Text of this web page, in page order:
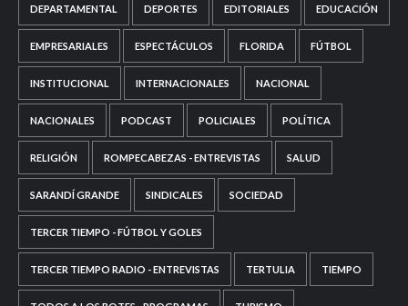
DEPARTAMENTAL DEPORTES EDITORIALES EDUCACIÓN
EMPRESARIALES ESPECTÁCULOS FLORIDA FÚTBOL
INSTITUCIONAL INTERNACIONALES NACIONAL
NACIONALES PODCAST POLICIALES POLÍTICA
RELIGIÓN ROMPECABEZAS - ENTREVISTAS SALUD
SARANDÍ GRANDE SINDICALES SOCIEDAD
TERCER TIEMPO - FÚTBOL Y GOLES
TERCER TIEMPO RADIO - ENTREVISTAS TERTULIA TIEMPO